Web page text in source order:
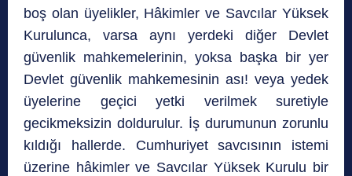
boş olan üyelikler, Hâkimler ve Savcılar Yüksek
Kurulunca, varsa aynı yerdeki diğer Devlet
güvenlik mahkemelerinin, yoksa başka bir yer
Devlet güvenlik mahkemesinin ası! veya yedek
üyelerine geçici yetki verilmek suretiyle
gecikmeksizin doldurulur. İş durumunun zorunlu
kıldığı hallerde. Cumhuriyet savcısının istemi
üzerine hâkimler ve Savcılar Yüksek Kurulu bir